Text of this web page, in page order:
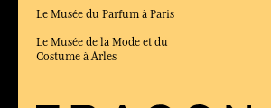
Le Musée du Parfum à Paris
Le Musée de la Mode et du
Costume à Arles